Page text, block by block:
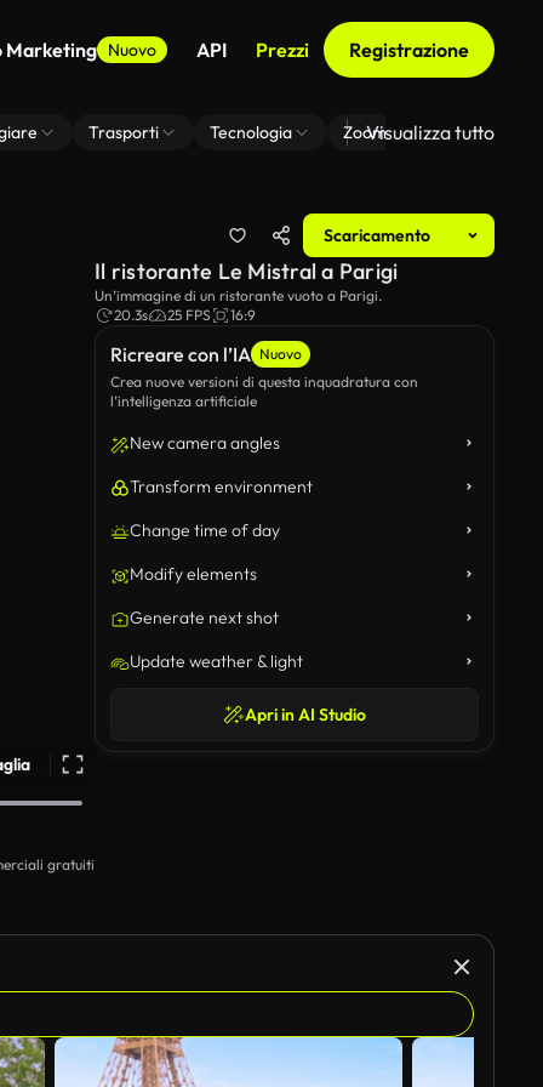
Marketing Nuovo API Prezzi Registrazione
Trasporti Tecnologia Zoom Di Sfondo Virtuale
Visualizza tutto
Scaricamento
gratuiti
Ricreare con l’IA Nuovo
Crea nuove versioni di questa inquadratura con
l’intelligenza artificiale
New camera angles
Transform environment
Change time of day
Modify elements
Generate next shot
Update weather & light
Apri in AI Studio
Il ristorante Le Mistral a Parigi
Un’immagine di un ristorante vuoto a Parigi.
20.3s
25 FPS 16:9